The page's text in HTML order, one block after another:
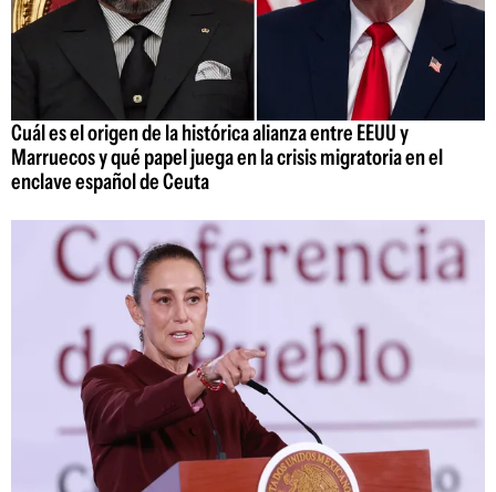
Cuál es el origen de la histórica alianza entre EEUU y
Marruecos y qué papel juega en la crisis migratoria en el
enclave español de Ceuta